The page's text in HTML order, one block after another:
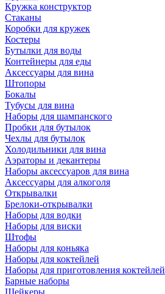
Кружка конструктор
Стаканы
Коробки для кружек
Костеры
Бутылки для воды
Контейнеры для еды
Аксессуары для вина
Штопоры
Бокалы
Тубусы для вина
Наборы для шампанского
Пробки для бутылок
Чехлы для бутылок
Холодильники для вина
Аэраторы и декантеры
Наборы аксессуаров для вина
Аксессуары для алкоголя
Открывалки
Брелоки-открывалки
Наборы для водки
Наборы для виски
Штофы
Наборы для коньяка
Наборы для коктейлей
Наборы для приготовления коктейлей
Барные наборы
Шейкеры